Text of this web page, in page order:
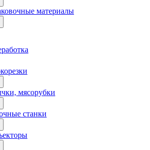
материалы
мясорубки
станки